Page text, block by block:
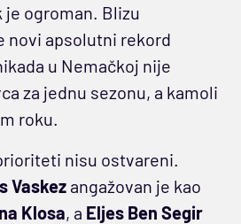
je ogroman. Blizu
novi apsolutni rekord
u Nemačkoj nije
za jednu sezonu, a kamoli
roku.
nisu ostvareni.
Vaskez angažovan je kao
Klosa, a Eljes Ben Segir